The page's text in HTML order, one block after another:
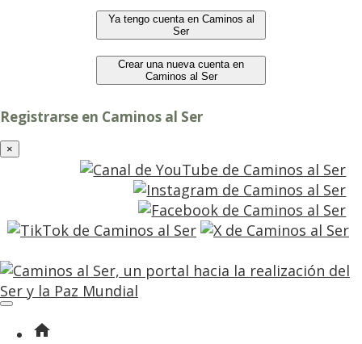
Ya tengo cuenta en Caminos al
Ser
Crear una nueva cuenta en
Caminos al Ser
Registrarse en Caminos al Ser
×
home